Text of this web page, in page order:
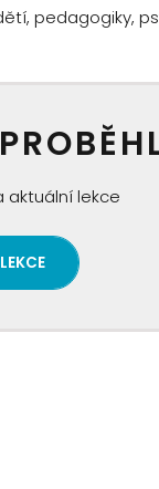
pedagogiky,
aktuální lekce